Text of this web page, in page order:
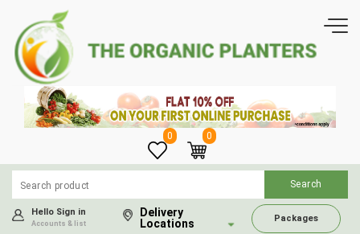
0 0
Hello Sign in
Accounts & list
Delivery
Locations
Packages